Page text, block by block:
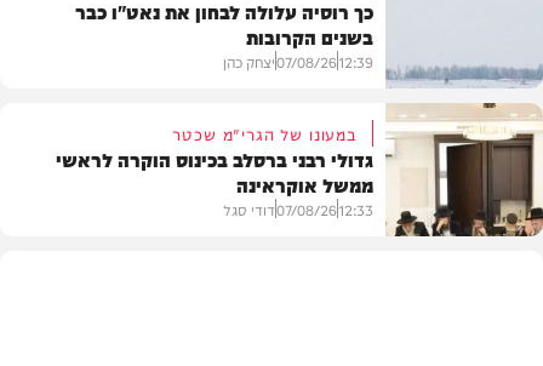
כך רוסיה עלולה לבחון את נאט"ו כבר
בשנים הקרובות
12:39
07/08/26יצחק כהן
במעונו של הגרי"מ שכטר
גדולי רבני ברסלב בכינוס הוקרה לראשי
ממשל אוקראינה
12:33
07/08/26דודי סגל